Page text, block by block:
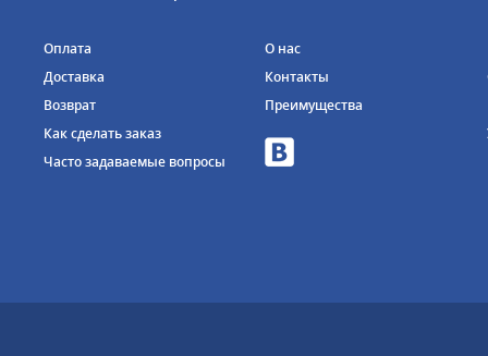
Оплата
Доставка
Возврат
Как сделать заказ
Часто задаваемые вопросы
О нас
Контакты
Преимущества